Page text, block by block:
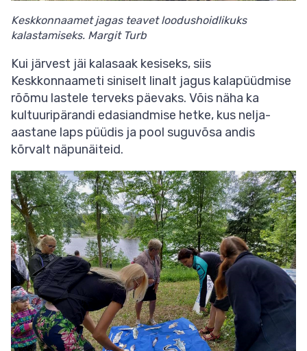
Keskkonnaamet jagas teavet loodushoidlikuks
kalastamiseks. Margit Turb
Kui järvest jäi kalasaak kesiseks, siis
Keskkonnaameti siniselt linalt jagus kalapüüdmise
rõõmu lastele terveks päevaks. Võis näha ka
kultuuripärandi edasiandmise hetke, kus nelja-
aastane laps püüdis ja pool suguvõsa andis
kõrvalt näpunäiteid.